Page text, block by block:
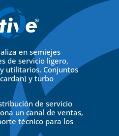
en semiejes
de servicio ligero,
utilitarios. Conjuntos
y turbo
de servicio
un canal de ventas,
técnico para los